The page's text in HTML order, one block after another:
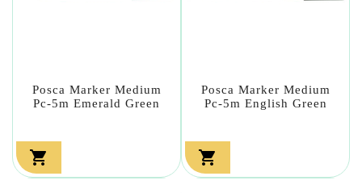
Posca Marker Medium
Pc-5m Emerald Green

Posca Marker Medium
Pc-5m English Green
